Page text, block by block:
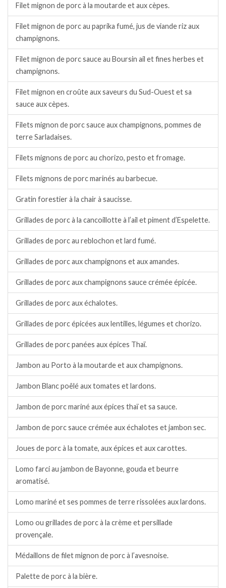
Filet mignon de porc à la moutarde et aux cèpes.
Filet mignon de porc au paprika fumé, jus de viande riz aux
champignons.
Filet mignon de porc sauce au Boursin ail et fines herbes et
champignons.
Filet mignon en croûte aux saveurs du Sud-Ouest et sa
sauce aux cèpes.
Filets mignon de porc sauce aux champignons, pommes de
terre Sarladaises.
Filets mignons de porc au chorizo, pesto et fromage.
Filets mignons de porc marinés au barbecue.
Gratin forestier à la chair à saucisse.
Grillades de porc à la cancoillotte à l’ail et piment d’Espelette.
Grillades de porc au reblochon et lard fumé.
Grillades de porc aux champignons et aux amandes.
Grillades de porc aux champignons sauce crémée épicée.
Grillades de porc aux échalotes.
Grillades de porc épicées aux lentilles, légumes et chorizo.
Grillades de porc panées aux épices Thaï.
Jambon au Porto à la moutarde et aux champignons.
Jambon Blanc poêlé aux tomates et lardons.
Jambon de porc mariné aux épices thaï et sa sauce.
Jambon de porc sauce crémée aux échalotes et jambon sec.
Joues de porc à la tomate, aux épices et aux carottes.
Lomo farci au jambon de Bayonne, gouda et beurre
aromatisé.
Lomo mariné et ses pommes de terre rissolées aux lardons.
Lomo ou grillades de porc à la crème et persillade
provençale.
Médaillons de filet mignon de porc à l’avesnoise.
Palette de porc à la bière.